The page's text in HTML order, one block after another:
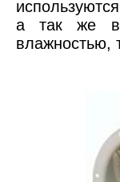
а так же в
влажностью,